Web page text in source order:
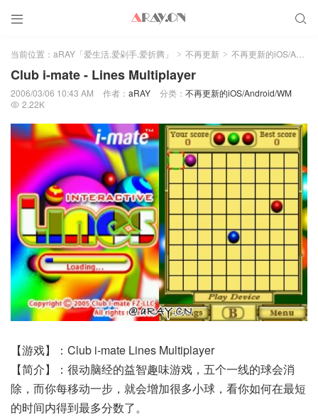
 
当前位置： aRAY「爱生活.爱剁手.爱折腾」 > 不再更新 > 不再更新的iOS/Android/WM
Club i-mate - Lines Multiplayer
2006/03/06 10:43 AM 作者： aRAY 分类： 不再更新的iOS/Android/WM
 2.22K
【游戏】：Club i-mate Lines Multiplayer
【简介】：很动脑经的益智趣味游戏，五个一线的球会消
除，而你每移动一步，就会增加很多小球，看你如何在最短
的时间内得到最多分数了。